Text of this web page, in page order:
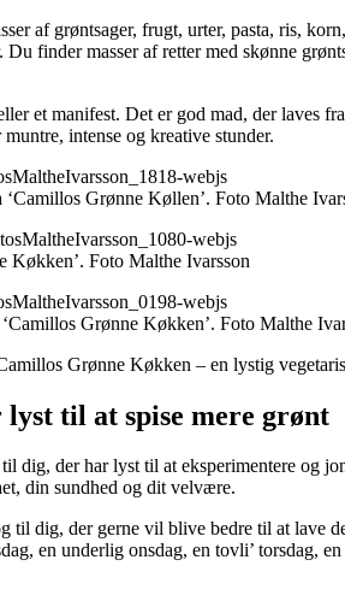
af grøntsager, frugt, urter, pasta, ris,
finder masser af retter med skønne
et manifest. Det er god mad, der laves
intense og kreative stunder.
Grønne Køllen’. Foto Malthe
Køkken’. Foto Malthe Ivarsson
Grønne Køkken’. Foto Malthe
Grønne Køkken – en lystig
til at spise mere grønt
dig, der har lyst til at eksperimentere og
din sundhed og dit velvære.
til dig, der gerne vil blive bedre til at
en underlig onsdag, en tovli’ torsdag,